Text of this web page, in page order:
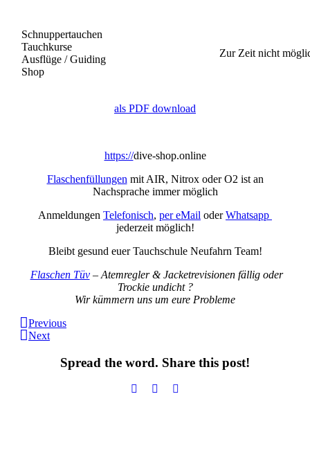
Schnuppertauchen
Tauchkurse
Ausflüge / Guiding
Shop
Zur Zeit nicht
als PDF download
https://dive-shop.online
Flaschenfüllungen mit AIR, Nitrox oder O2 ist an
Nachsprache immer möglich
Anmeldungen Telefonisch, per eMail oderWhatsapp
jederzeit möglich!
Bleibt gesund euer Tauchschule Neufahrn Team!
Flaschen Tüv– Atemregler & Jacketrevisionen fällig oder
Trockie undicht ?
Wir kümmern uns um eure Probleme
Previous
Next
Spread the word. Share this post!